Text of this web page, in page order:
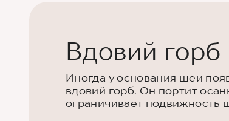
Вдовий горб
Иногда у основания шеи
вдовий горб. Он портит
ограничивает подвижность